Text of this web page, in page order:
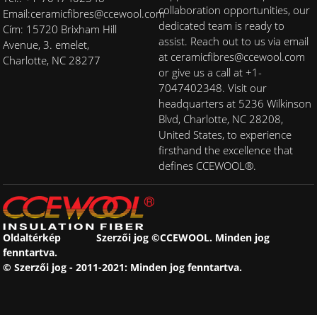
Email:ceramicfibres@ccewool.com
Cím: 15720 Brixham Hill
Avenue, 3. emelet,
Charlotte, NC 28277
collaboration opportunities, our
dedicated team is ready to
assist. Reach out to us via email
at ceramicfibres@ccewool.com
or give us a call at +1-
7047402348. Visit our
headquarters at 5236 Wilkinson
Blvd, Charlotte, NC 28208,
United States, to experience
firsthand the excellence that
defines CCEWOOL®.
Oldaltérkép
Szerzői jog ©CCEWOOL. Minden jog
fenntartva.
© Szerzői jog - 2011-2021: Minden jog fenntartva.